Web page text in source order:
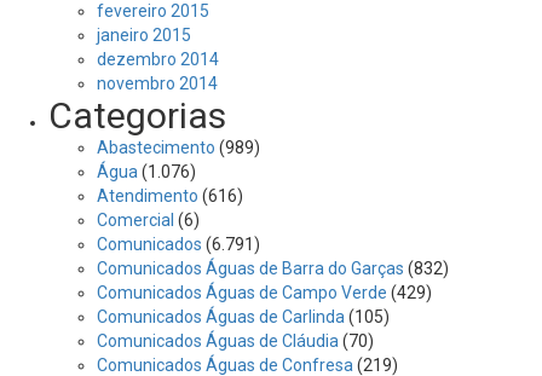
fevereiro 2015
janeiro 2015
dezembro 2014
novembro 2014
Categorias
Abastecimento (989)
Água (1.076)
Atendimento (616)
Comercial (6)
Comunicados (6.791)
Comunicados Águas de Barra do Garças (832)
Comunicados Águas de Campo Verde (429)
Comunicados Águas de Carlinda (105)
Comunicados Águas de Cláudia (70)
Comunicados Águas de Confresa (219)